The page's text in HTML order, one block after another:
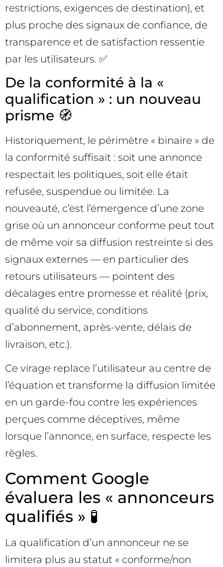
restrictions, exigences de destination), et
plus proche des signaux de confiance, de
transparence et de satisfaction ressentie
par les utilisateurs. ✅
De la conformité à la «
qualification » : un nouveau
prisme 🧭
Historiquement, le périmètre « binaire » de
la conformité suffisait : soit une annonce
respectait les politiques, soit elle était
refusée, suspendue ou limitée. La
nouveauté, c’est l’émergence d’une zone
grise où un annonceur conforme peut tout
de même voir sa diffusion restreinte si des
signaux externes — en particulier des
retours utilisateurs — pointent des
décalages entre promesse et réalité (prix,
qualité du service, conditions
d’abonnement, après-vente, délais de
livraison, etc.).
Ce virage replace l’utilisateur au centre de
l’équation et transforme la diffusion limitée
en un garde-fou contre les expériences
perçues comme déceptives, même
lorsque l’annonce, en surface, respecte les
règles.
Comment Google
évaluera les « annonceurs
qualifiés » 🧪
La qualification d’un annonceur ne se
limitera plus au statut « conforme/non